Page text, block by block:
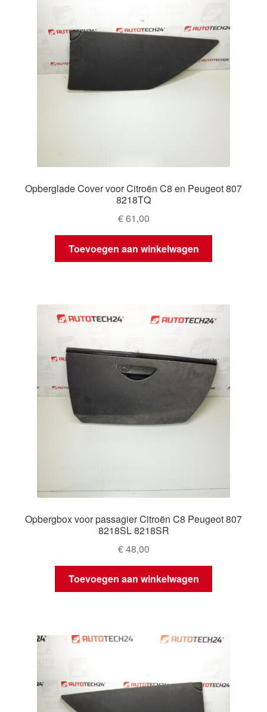
Opberglade Cover voor Citroën C8 en Peugeot 807
8218TQ
€61,00
Toevoegen aan winkelwagen
Opbergbox voor passagier Citroën C8 Peugeot 807
8218SL 8218SR
€48,00
Toevoegen aan winkelwagen